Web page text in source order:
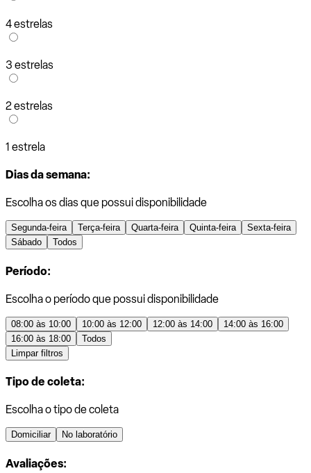
4 estrelas
3 estrelas
2 estrelas
1 estrela
Dias da semana:
Escolha os dias que possui disponibilidade
Segunda-feira Terça-feira Quarta-feira Quinta-feira
Sexta-feira
Sábado
Todos
Período:
Escolha o período que possui disponibilidade
08:00 às 10:00 10:00 às 12:00 12:00 às 14:00
14:00 às 16:00
16:00 às 18:00
Todos
Limpar filtros
Tipo de coleta:
Escolha o tipo de coleta
Domiciliar No laboratório
Avaliações: